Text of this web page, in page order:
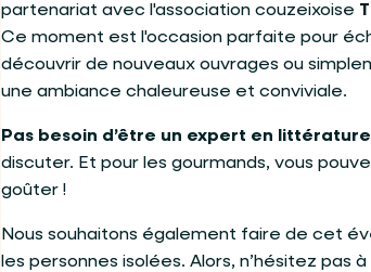
partenariat avec l'association couzeixoise
Ce moment est l'occasion parfaite pour
découvrir de nouveaux ouvrages ou
une ambiance chaleureuse et conviviale.
Pas besoin d’être un expert en littérature
discuter. Et pour les gourmands, vous
goûter !
Nous souhaitons également faire de cet
les personnes isolées. Alors, n’hésitez